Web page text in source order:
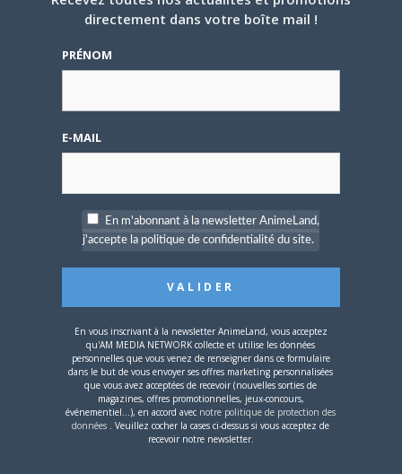
L’AnimeLand Hors-Série
4 AOÛT 2026
4 JUILLET 2026 0
directement dans votre boîte mail !
PRÉNOM
E-MAIL
En m'abonnant à la newsletter AnimeLand,
j'accepte la politique de confidentialité du site.
En vous inscrivant à la newsletter AnimeLand, vous acceptez
qu'AM MEDIA NETWORK collecte et utilise les données
personnelles que vous venez de renseigner dans ce formulaire
dans le but de vous envoyer ses offres marketing personnalisées
que vous avez acceptées de recevoir (nouvelles sorties de
magazines, offres promotionnelles, jeux-concours,
événementiel...), en accord avec notre politique de protection des
données . Veuillez cocher la cases ci-dessus si vous acceptez de
recevoir notre newsletter.